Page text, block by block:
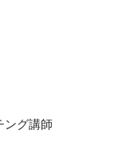
ング講師